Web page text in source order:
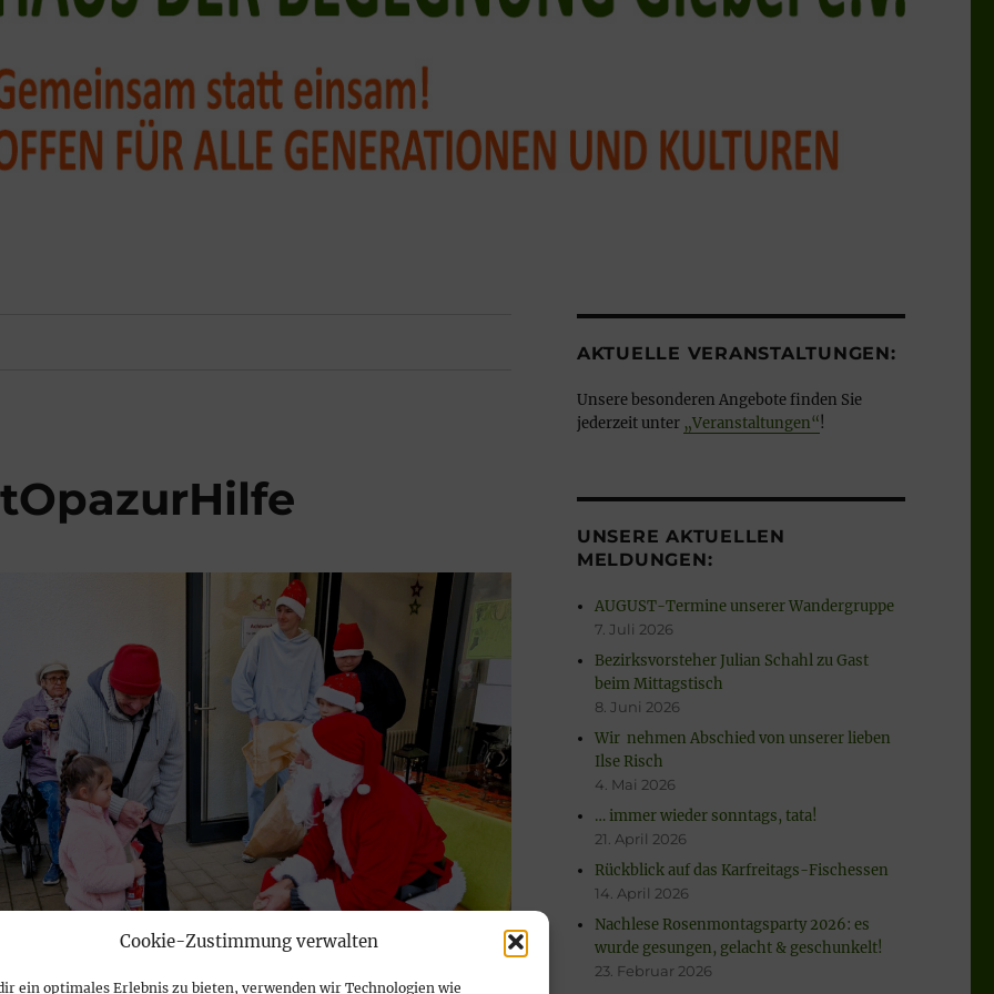
Cookie-Zustimmung verwalten
ein optimales Erlebnis zu bieten, verwenden wir Technologien wie
AKTUELLE VERANSTALTUNGEN:
Unsere besonderen Angebote finden Sie
jederzeit unter „Veranstaltungen“!
UNSERE AKTUELLEN
MELDUNGEN:
AUGUST-Termine unserer Wandergruppe
7. Juli 2026
Bezirksvorsteher Julian Schahl zu Gast
beim Mittagstisch
8. Juni 2026
Wir nehmen Abschied von unserer lieben
Ilse Risch
4. Mai 2026
… immer wieder sonntags, tata!
21. April 2026
Rückblick auf das Karfreitags-Fischessen
14. April 2026
Nachlese Rosenmontagsparty 2026: es
wurde gesungen, gelacht & geschunkelt!
23. Februar 2026